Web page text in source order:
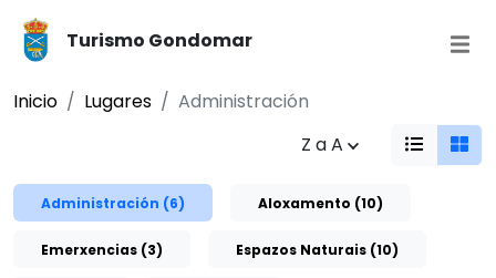
Turismo Gondomar
Inicio Lugares
Administración
Z a A
Administración (6) Aloxamento (10)
Emerxencias (3) Espazos Naturais (10)